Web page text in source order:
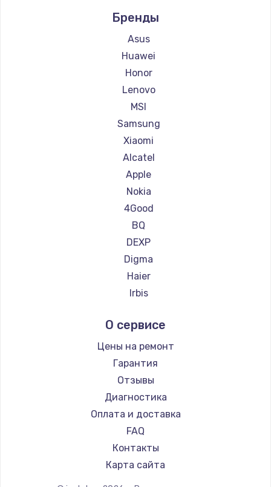
Ремонт планшетов Microsoft
Ремонт планшетов BlackView
Ремонт планшетов Amazon
Ремонт планшетов Aquarius
Ремонт планшетов Philips
Ремонт планшетов Dell
Ремонт планшетов HP
Ремонт планшетов Getac
Ремонт планшетов ZTE
Ремонт планшетов Google
Ремонт планшетов Navitel
Ремонт планшетов Teclast
Ремонт планшетов CHUWI
Бренды
Asus
Huawei
Honor
Lenovo
MSI
Samsung
Xiaomi
Alcatel
Apple
Nokia
4Good
BQ
DEXP
Digma
Haier
Irbis
Microsoft
BlackView
Amazon
Aquarius
Philips
Dell
HP
Getac
ZTE
О сервисе
Цены на ремонт
Гарантия
Отзывы
Диагностика
Оплата и доставка
FAQ
Контакты
Карта сайта